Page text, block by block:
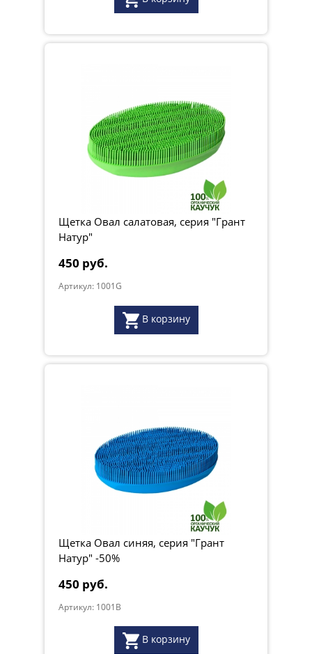
Щетка Овал салатовая, серия "Грант
Натур"
450 руб.
Артикул: 1001G
В корзину
Щетка Овал синяя, серия "Грант
Натур" -50%
450 руб.
Артикул: 1001B
В корзину